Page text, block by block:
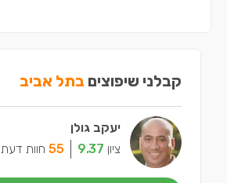
קבלני שיפוצים בתל אביב
יעקב גולן
ציון 9.37
55 חוות דעת